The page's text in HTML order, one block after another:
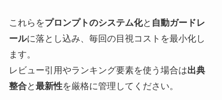
これらをプロンプトのシステム化と 自動ガードレ
ールに落とし込み、毎回の目視コストを最小化し
ます。
レビュー引用やランキング要素を使う場合は出典
整合と 最新性を厳格に管理してください。